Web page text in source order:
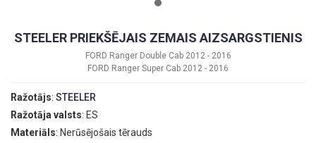
STEELER PRIEKŠĒJAIS ZEMAIS AIZSARGSTIENIS
FORD Ranger Double Cab 2012 - 2016
FORD Ranger Super Cab 2012 - 2016
Ražotājs: STEELER
Ražotāja valsts: ES
Materiāls: Nerūsējošais tērauds